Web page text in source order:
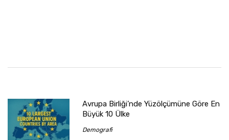
Avrupa Birliği’nde Yüzölçümüne Göre En
Büyük 10 Ülke
Demografi